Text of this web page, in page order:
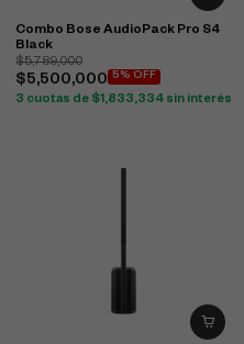
Combo Bose AudioPack Pro S4
Black
$5,789,000
$5,500,000 5% OFF
3 cuotas de $1,833,334 sin interés